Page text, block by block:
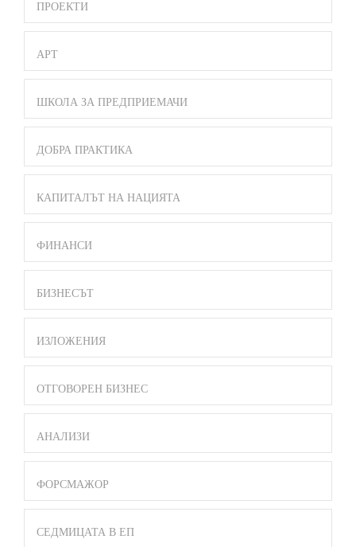
ПРОЕКТИ
АРТ
ШКОЛА ЗА ПРЕДПРИЕМАЧИ
ДОБРА ПРАКТИКА
КАПИТАЛЪТ НА НАЦИЯТА
ФИНАНСИ
БИЗНЕСЪТ
ИЗЛОЖЕНИЯ
ОТГОВОРЕН БИЗНЕС
АНАЛИЗИ
ФОРСМАЖОР
СЕДМИЦАТА В ЕП